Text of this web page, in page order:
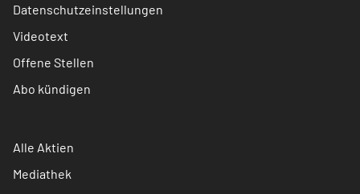
Datenschutzeinstellungen
Videotext
Offene Stellen
Abo kündigen
Alle Aktien
Mediathek